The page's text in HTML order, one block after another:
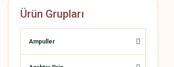
Ürün Grupları
Ampuller